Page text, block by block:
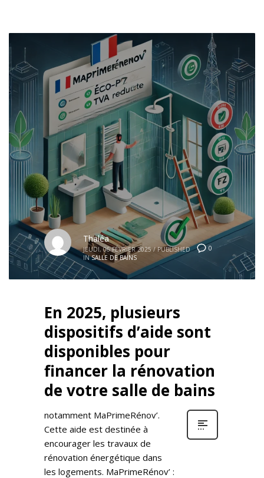
0
Thaléa
JEUDI, 06 FÉVRIER 2025 / PUBLISHED
IN SALLE DE BAINS
En 2025, plusieurs
dispositifs d’aide sont
disponibles pour
financer la rénovation
de votre salle de bains
notamment MaPrimeRénov’.
Cette aide est destinée à
encourager les travaux de
rénovation énergétique dans
les logements. MaPrimeRénov’ :